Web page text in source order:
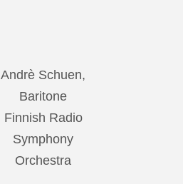
Andrè Schuen,
Baritone
Finnish Radio
Symphony
Orchestra